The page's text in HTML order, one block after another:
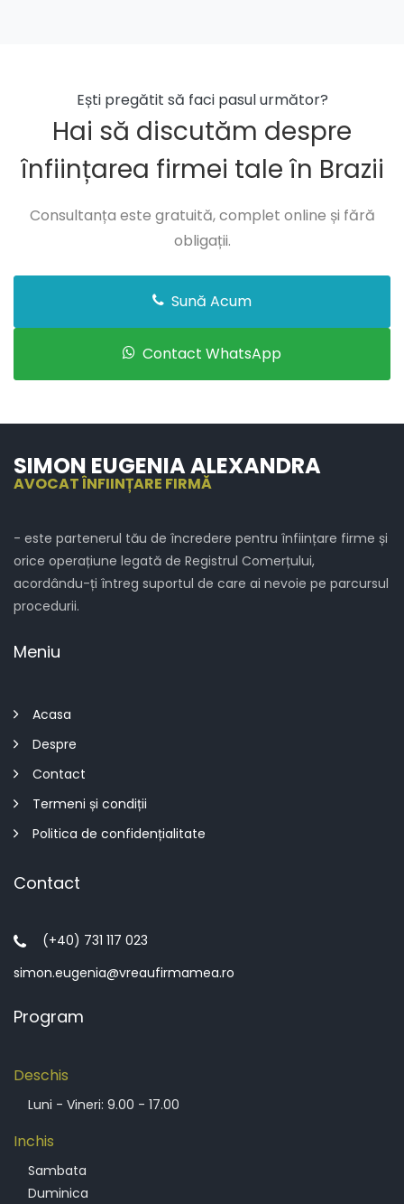
Ești pregătit să faci pasul următor?
Hai să discutăm despre
înființarea firmei tale în Brazii
Consultanța este gratuită, complet online și fără
obligații.
Sună Acum
Contact WhatsApp
SIMON EUGENIA ALEXANDRA
AVOCAT ÎNFIINȚARE FIRMĂ
- este partenerul tău de încredere pentru înființare firme și
orice operațiune legată de Registrul Comerțului,
acordându-ți întreg suportul de care ai nevoie pe parcursul
procedurii.
Meniu
Acasa
Despre
Contact
Termeni și condiții
Politica de confidențialitate
Contact
(+40) 731 117 023
simon.eugenia@vreaufirmamea.ro
Program
Deschis
Luni - Vineri: 9.00 - 17.00
Inchis
Sambata
Duminica